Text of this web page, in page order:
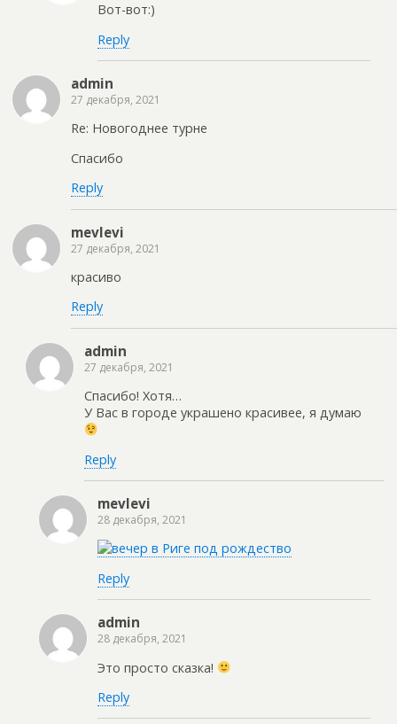
Вот-вот:)
Reply
admin
27 декабря, 2021
Re: Новогоднее турне
Спасибо
Reply
mevlevi
27 декабря, 2021
красиво
Reply
admin
27 декабря, 2021
Спасибо! Хотя…
У Вас в городе украшено красивее, я думаю
Reply
mevlevi
28 декабря, 2021
Reply
admin
28 декабря, 2021
Это просто сказка!
Reply